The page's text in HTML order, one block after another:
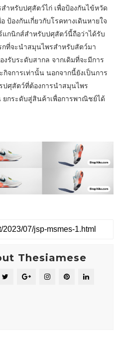
ำหรับปศุสัตว์ไก่ เพื่อป้องกันไข้หวัด
องกันเกี่ยวกับโรคทางเดินหายใจ
กนิกส์สำหรับปศุสัตว์นี้ถือว่าได้รับ
กที่จะนำสมุนไพรสำหรับสัตว์มา
รับระดับสากล จากเดิมที่จะมีการ
จการเท่านั้น นอกจากนี้ยังเป็นการ
ปศุสัตว์ที่ต้องการนำสมุนไพร
ยกระดับสู่สินค้าเพื่อการพาณิชย์ได้
Thesiamese